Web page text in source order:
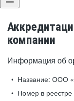
компании
Информация об
Название: ООО
Номер в реестре